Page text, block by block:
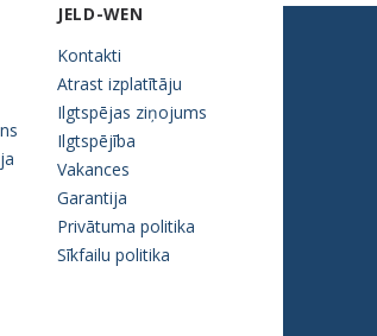
JELD-WEN
Kontakti
Atrast izplatītāju
Ilgtspējas ziņojums
Ilgtspējība
Vakances
Garantija
Privātuma politika
Sīkfailu politika